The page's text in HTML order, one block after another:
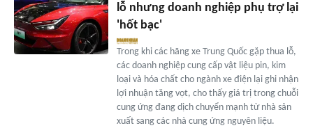
lỗ nhưng doanh nghiệp phụ trợ lại
'hốt bạc'
Trong khi các hãng xe Trung Quốc gặp thua lỗ,
các doanh nghiệp cung cấp vật liệu pin, kim
loại và hóa chất cho ngành xe điện lại ghi nhận
lợi nhuận tăng vọt, cho thấy giá trị trong chuỗi
cung ứng đang dịch chuyển mạnh từ nhà sản
xuất sang các nhà cung ứng nguyên liệu.